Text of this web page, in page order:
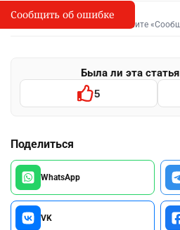
I
Сообщить об опечатке
Выделите фрагмент и нажмите
Была ли эта
5
Поделиться
WhatsApp
VK
Сообщить об ошибке